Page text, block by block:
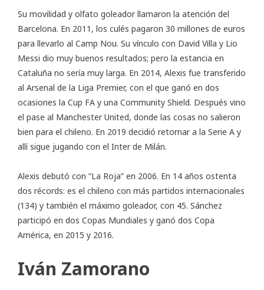
Su movilidad y olfato goleador llamaron la atención del
Barcelona. En 2011, los culés pagaron 30 millones de euros
para llevarlo al Camp Nou. Su vínculo con David Villa y Lio
Messi dio muy buenos resultados; pero la estancia en
Cataluña no sería muy larga. En 2014, Alexis fue transferido
al Arsenal de la Liga Premier, con el que ganó en dos
ocasiones la Cup FA y una Community Shield. Después vino
el pase al Manchester United, donde las cosas no salieron
bien para el chileno. En 2019 decidió retornar a la Serie A y
allí sigue jugando con el Inter de Milán.
Alexis debutó con “La Roja” en 2006. En 14 años ostenta
dos récords: es el chileno con más partidos internacionales
(134) y también el máximo goleador, con 45. Sánchez
participó en dos Copas Mundiales y ganó dos Copa
América, en 2015 y 2016.
Iván Zamorano